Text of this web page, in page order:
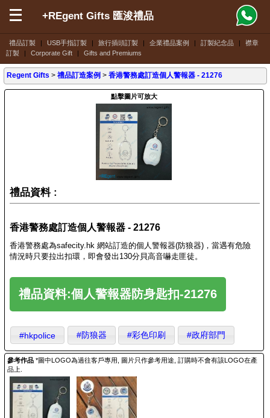
禮品訂製 | USB手指訂製 | 旅行插頭訂製 | 企業禮品案例 | 訂製紀念品 |
襟章
訂製
| Corporate Gift | Gifts and Premiums
+REgent Gifts 匯浚禮品
Regent Gifts >禮品訂造案例 >香港警務處訂造個人警報器 - 21276
點擊圖片可放大
禮品資料 :
香港警務處訂造個人警報器 - 21276
香港警務處為safecity.hk 網站訂造的個人警報器(防狼器)，當遇有危險
情況時只要拉出扣環，即會發出130分貝高音嚇走匪徒。
禮品資料:個人警報器防身匙扣-21276
#hkpolice #防狼器 #彩色印刷 #政府部門
參考作品 *圖中LOGO為過往客戶專用, 圖片只作參考用途, 訂購時不會有該LOGO在產
品上.